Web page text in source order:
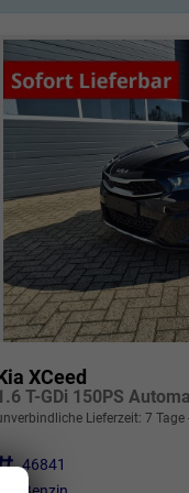
XCeed
Lieferzeit: 7 Tage
Fahrzeugnr. 46841